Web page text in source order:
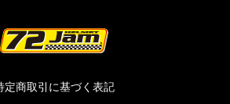
定商取引に基づく表記